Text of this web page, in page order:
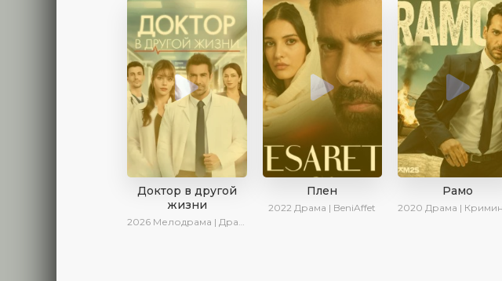
Доктор в другой
жизни
2026 Мелодрама | Драма | AlisaDirilis | Новинки
Плен
2022 Драма | BeniAffet
Рамо
2020 Драма | Криминал | SesDizi | Ирина